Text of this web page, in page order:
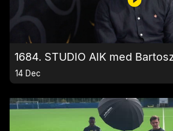
1684. STUDIO AIK med
14 Dec